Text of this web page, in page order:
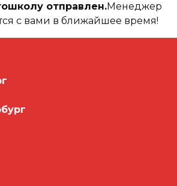
отправлен.Менеджер
с вами в ближайшее время!